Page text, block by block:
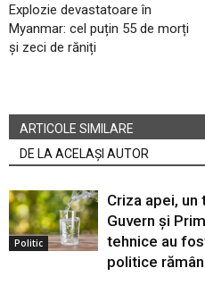
Explozie devastatoare în
Myanmar: cel puțin 55 de morți
și zeci de răniți
ARTICOLE SIMILARE
DE LA ACELAȘI AUTOR
Politic
Criza apei,
Guvern și
tehnice au
politice rămân